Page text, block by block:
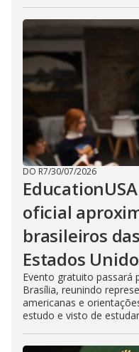
DO R7/30/07/2026
oficial
brasileiros
Estados
Evento gratuito passará
Brasília, reunindo
americanas e
estudo e visto de